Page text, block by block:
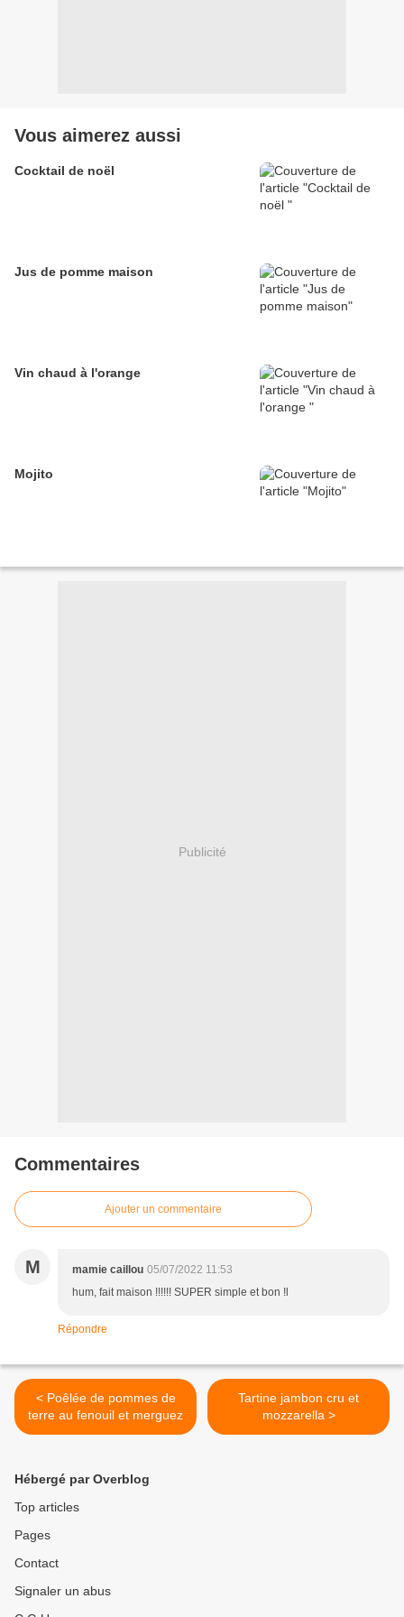
Vous aimerez aussi
Cocktail de noël
Jus de pomme maison
Vin chaud à l'orange
Mojito
Publicité
Commentaires
Ajouter un commentaire
M mamie caillou 05/07/2022 11:53
hum, fait maison !!!!!! SUPER simple et bon !l
Répondre
< Poêlée de pommes de
terre au fenouil et merguez
Tartine jambon cru et
mozzarella >
Hébergé par Overblog
Top articles
Pages
Contact
Signaler un abus